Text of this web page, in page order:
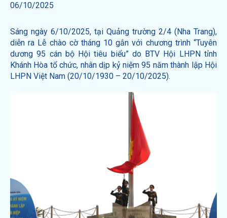
06/10/2025
Sáng ngày 6/10/2025, tại Quảng trường 2/4 (Nha Trang),
diễn ra Lễ chào cờ tháng 10 gắn với chương trình “Tuyên
dương 95 cán bộ Hội tiêu biểu” do BTV Hội LHPN tỉnh
Khánh Hòa tổ chức, nhân dịp kỷ niệm 95 năm thành lập Hội
LHPN Việt Nam (20/10/1930 – 20/10/2025).